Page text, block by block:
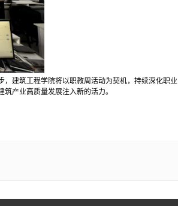
建筑工程学院将以职教周活动为契机，持续深化职业
产业高质量发展注入新的活力。